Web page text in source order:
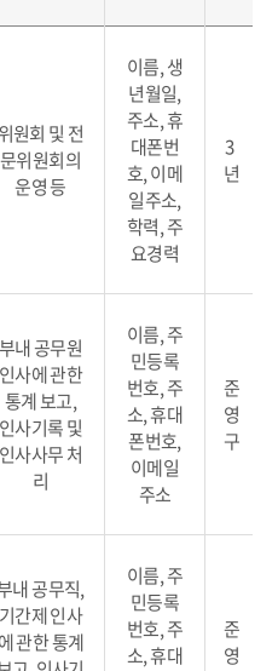
원회 및 전
문위원회의
운영 등
이름, 생
년월일,
주소, 휴
대폰번
호, 이메
일주소,
학력, 주
요경력
3
년
부내 공무원
인사에 관한
통계 보고,
인사기록 및
인사사무 처
리
이름, 주
민등록
번호, 주
소, 휴대
폰번호,
이메일
주소
준
영
구
내 공무직,
기간제 인사
에 관한 통계
이름, 주
민등록
번호, 주
소, 휴대
준
영